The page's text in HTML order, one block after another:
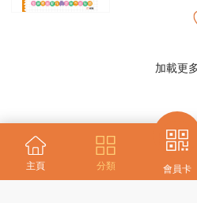
加載更
主頁 分類 會員卡